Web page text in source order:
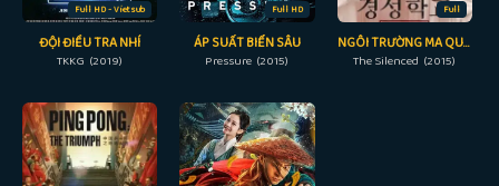
Full HD - Vietsub
ĐỘI ĐIỀU TRA NHÍ
TKKG (2019)
Full HD
ÁP SUẤT BIỂN SÂU
Pressure (2015)
Full
NGÔI TRƯỜNG MA QUÁI
The Silenced (2015)